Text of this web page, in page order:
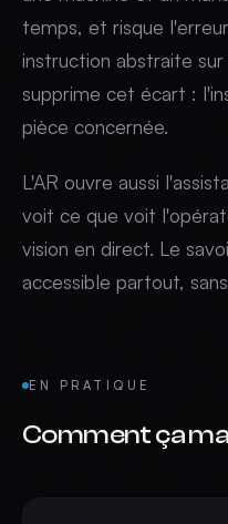
temps, et risque
instruction abstraite sur
supprime cet écart :
pièce concernée.
L'AR ouvre aussi
voit ce que voit
vision en direct. Le
accessible partout,
EN PRATIQUE
Comment ça